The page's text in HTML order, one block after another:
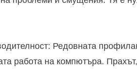
Редовната
работа на компютъра. Прахът,